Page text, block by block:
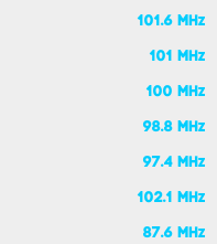
101.6 MHz
101 MHz
100 MHz
98.8 MHz
97.4 MHz
102.1 MHz
87.6 MHz